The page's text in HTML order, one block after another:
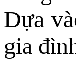
Dựa
gia